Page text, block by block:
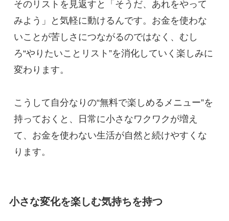
そのリストを見返すと「そうだ、あれをやって
みよう」と気軽に動けるんです。お金を使わな
いことが苦しさにつながるのではなく、むし
ろ“やりたいことリスト”を消化していく楽しみに
変わります。
こうして自分なりの“無料で楽しめるメニュー”を
持っておくと、日常に小さなワクワクが増え
て、お金を使わない生活が自然と続けやすくな
ります。
小さな変化を楽しむ気持ちを持つ